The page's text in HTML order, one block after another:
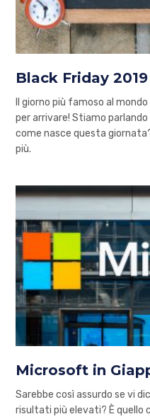
Black Friday 2019
Il giorno più famoso al
per arrivare! Stiamo parlando
come nasce questa
più.
Microsoft in
Sarebbe così assurdo se vi
risultati più elevati? È quello